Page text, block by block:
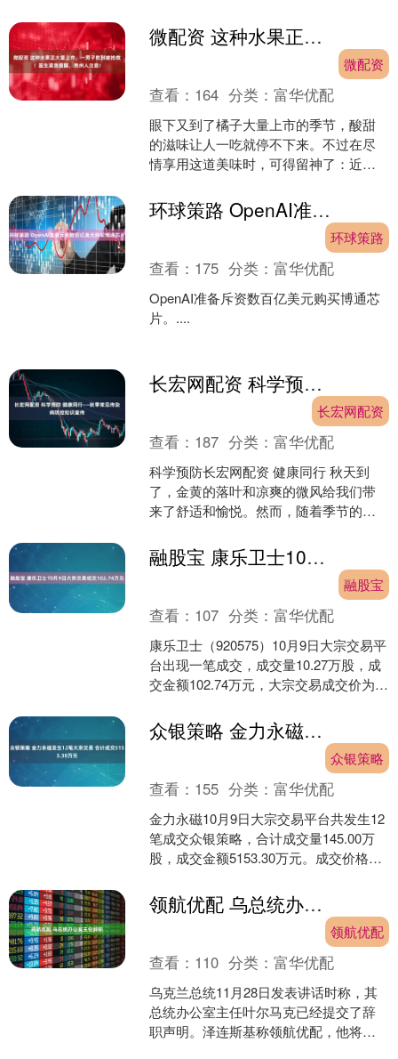
婚恋观、生育观、家庭观，....微配资 这种水果正大量上市，一男子吃到被抢救！医生紧急提醒，贵州人注意！
微配资
查看： 164 分类：富华优配
眼下又到了橘子大量上市的季节，酸甜
的滋味让人一吃就停不下来。不过在尽
情享用这道美味时，可得留神了：近期
资，一问原因，竟都和吃橘....环球策路 OpenAI准备斥资数百亿美元购买博通芯片
环球策路
查看： 175 分类：富华优配
OpenAI准备斥资数百亿美元购买博通芯
片。....
长宏网配资 科学预防 健康同行——秋季常见传染病防控知识宣传
长宏网配资
查看： 187 分类：富华优配
科学预防长宏网配资 健康同行 秋天到
了，金黄的落叶和凉爽的微风给我们带
来了舒适和愉悦。然而，随着季节的转
威胁。今天让我们一起了....融股宝 康乐卫士10月9日大宗交易成交102.74万元
融股宝
查看： 107 分类：富华优配
康乐卫士（920575）10月9日大宗交易平
台出现一笔成交，成交量10.27万股，成
交金额102.74万元，大宗交易成交价为
众银策略 金力永磁发生12笔大宗交易 合计成交5153.30万元
众银策略
查看： 155 分类：富华优配
金力永磁10月9日大宗交易平台共发生12
笔成交众银策略，合计成交量145.00万
股，成交金额5153.30万元。成交价格均
领航优配 乌总统办公室主任辞职
领航优配
查看： 110 分类：富华优配
乌克兰总统11月28日发表讲话时称，其
总统办公室主任叶尔马克已经提交了辞
职声明。泽连斯基称领航优配，他将于